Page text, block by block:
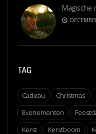
Magische
TAG
Cadeau Christmas
Evenementen
Kerst
Kerstboom